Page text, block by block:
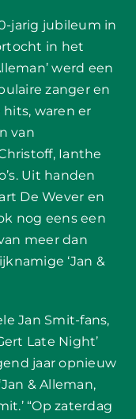
jarig jubileum in
in het
werd een
zanger en
waren er
van
Ianthe
Uit handen
De Wever en
nog eens een
meer dan
‘Jan &
Jan Smit-fans,
Late Night’
jaar opnieuw
& Alleman,
“Op zaterdag